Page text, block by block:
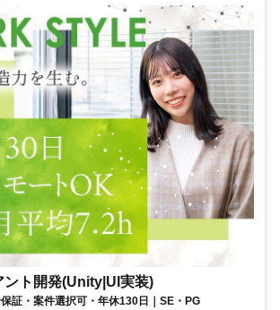
ント開発(Unity|UI実装)
証・案件選択可・年休130日｜SE・PG